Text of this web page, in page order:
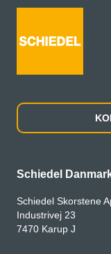
Schiedel
Schiedel Skorstene
Industrivej 23
7470 Karup J